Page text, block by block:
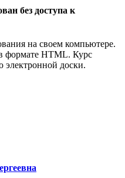
без доступа к
на своем компьютере.
формате HTML. Курс
доски.